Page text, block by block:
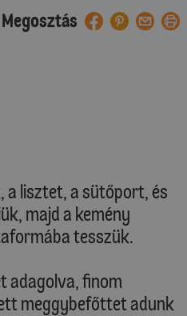
Megosztás
a lisztet, a sütőport, és
majd a kemény
tesszük.
adagolva, finom
meggybefőttet adunk